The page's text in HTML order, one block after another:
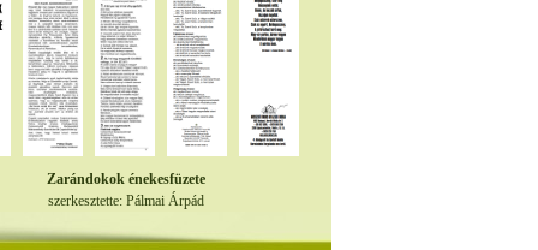
Zarándokok énekesfüzete
szerkesztette: Pálmai Árpád